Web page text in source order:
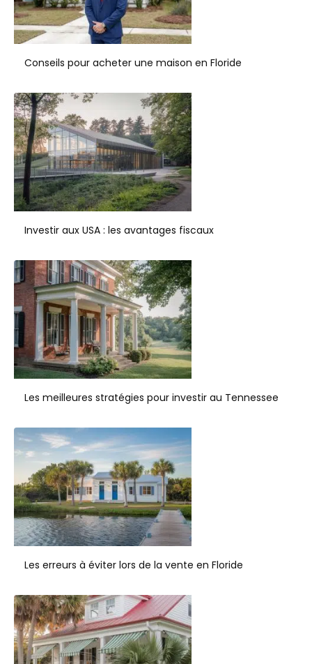
Conseils pour acheter une maison en Floride
Investir aux USA : les avantages fiscaux
Les meilleures stratégies pour investir au Tennessee
Les erreurs à éviter lors de la vente en Floride